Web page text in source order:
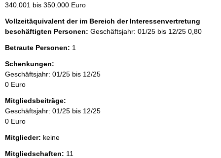
340.001 bis 350.000 Euro
Vollzeitäquivalent der im Bereich der Interessenvertretung
beschäftigten Personen: Geschäftsjahr: 01/25 bis 12/25 0,80
Betraute Personen: 1
Schenkungen:
Geschäftsjahr: 01/25 bis 12/25
0 Euro
Mitgliedsbeiträge:
Geschäftsjahr: 01/25 bis 12/25
0 Euro
Mitglieder: keine
Mitgliedschaften: 11